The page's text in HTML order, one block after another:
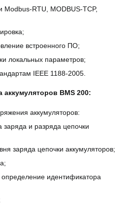
Modbus-RTU, MODBUS-TCP,
встроенного ПО;
локальных параметров;
IEEE 1188-2005.
аккумуляторов BMS 200:
аккумуляторов:
заряда и разряда цепочки
заряда цепочки аккумуляторов;
определение идентификатора